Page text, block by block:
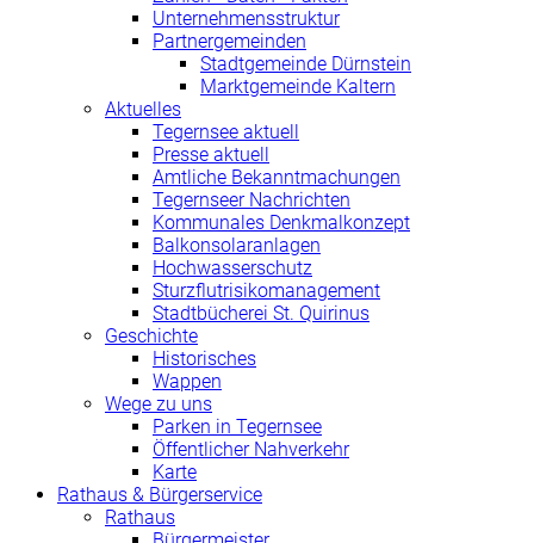
Unternehmensstruktur
Partnergemeinden
Stadtgemeinde Dürnstein
Marktgemeinde Kaltern
Aktuelles
Tegernsee aktuell
Presse aktuell
Amtliche Bekanntmachungen
Tegernseer Nachrichten
Kommunales Denkmalkonzept
Balkonsolaranlagen
Hochwasserschutz
Sturzflutrisikomanagement
Stadtbücherei St. Quirinus
Geschichte
Historisches
Wappen
Wege zu uns
Parken in Tegernsee
Öffentlicher Nahverkehr
Karte
Rathaus & Bürgerservice
Rathaus